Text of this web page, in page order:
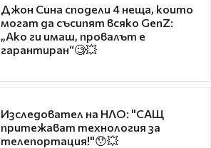
Джон Сина сподели 4 неща, които
могат да съсипят всяко GenZ:
„Ако ги имаш, провалът е
гарантиран“🧐💥
Изследовател на НЛО: "САЩ
притежават технология за
телепортация!"😯💥